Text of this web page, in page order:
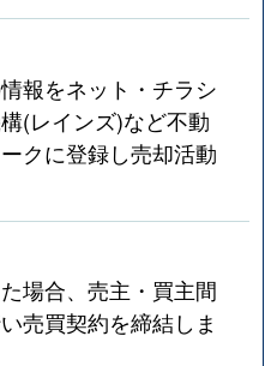
報をネット・チラシ
(レインズ)など不動
クに登録し売却活動
場合、売主・買主間
売買契約を締結しま